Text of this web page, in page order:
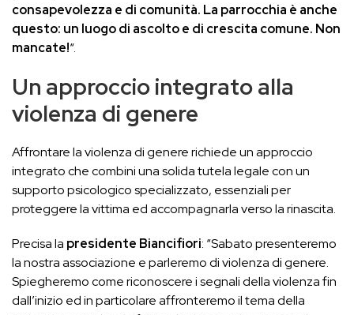
consapevolezza e di comunità. La parrocchia è anche
questo: un luogo di ascolto e di crescita comune. Non
mancate!“.
Un approccio integrato alla
violenza di genere
Affrontare la violenza di genere richiede un approccio
integrato che combini una solida tutela legale con un
supporto psicologico specializzato, essenziali per
proteggere la vittima ed accompagnarla verso la rinascita.
Precisa la presidente Biancifiori: “Sabato presenteremo
la nostra associazione e parleremo di violenza di genere.
Spiegheremo come riconoscere i segnali della violenza fin
dall’inizio ed in particolare affronteremo il tema della